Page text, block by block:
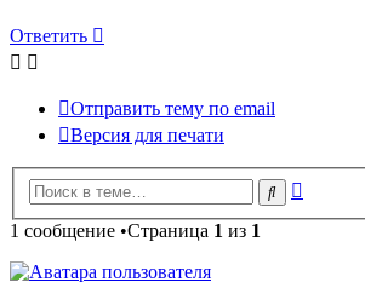
Ответить
Отправить тему по email
Версия для печати
Поиск
1 сообщение •Страница 1 из 1